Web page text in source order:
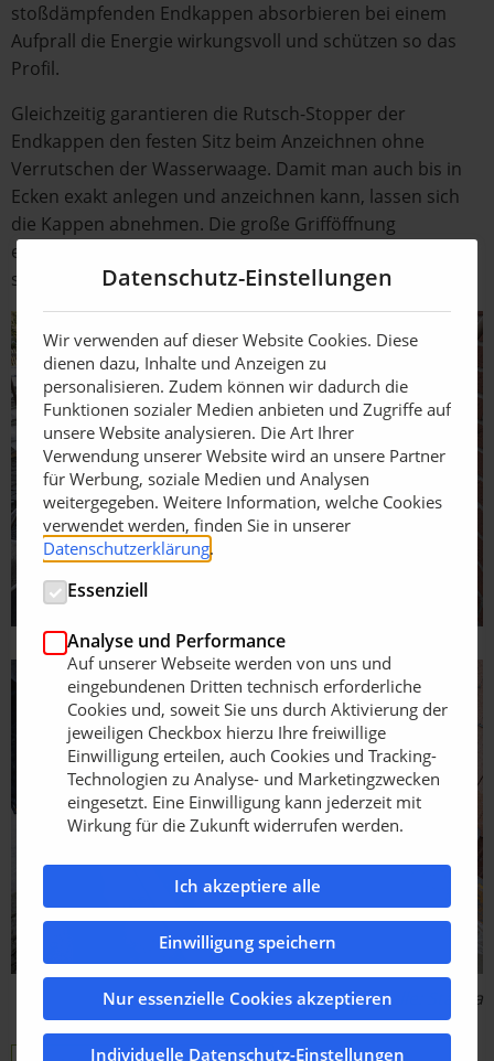
stoßdämpfenden Endkappen absorbieren bei einem
Aufprall die Energie wirkungsvoll und schützen so das
Profil.
Gleichzeitig garantieren die Rutsch-Stopper der
Endkappen den festen Sitz beim Anzeichnen ohne
Verrutschen der Wasserwaage. Damit man auch bis in
Ecken exakt anlegen und anzeichnen kann, lassen sich
die Kappen abnehmen. Die große Grifföffnung
ermöglicht zudem eine optimale Handhabung und den
sicheren Halt bei allen Arbeiten.
Bildquelle: Stabila
Datenschutz-Einstellungen
Wir verwenden auf dieser Website Cookies. Diese
dienen dazu, Inhalte und Anzeigen zu
personalisieren. Zudem können wir dadurch die
Funktionen sozialer Medien anbieten und Zugriffe auf
unsere Website analysieren. Die Art Ihrer
Verwendung unserer Website wird an unsere Partner
für Werbung, soziale Medien und Analysen
weitergegeben. Weitere Information, welche Cookies
verwendet werden, finden Sie in unserer
Datenschutzerklärung.
Essenziell
Analyse und Performance
Auf unserer Webseite werden von uns und
eingebundenen Dritten technisch erforderliche
Cookies und, soweit Sie uns durch Aktivierung der
jeweiligen Checkbox hierzu Ihre freiwillige
Einwilligung erteilen, auch Cookies und Tracking-
Technologien zu Analyse- und Marketingzwecken
eingesetzt. Eine Einwilligung kann jederzeit mit
Wirkung für die Zukunft widerrufen werden.
Ich akzeptiere alle
Einwilligung speichern
Nur essenzielle Cookies akzeptieren
Individuelle Datenschutz-Einstellungen